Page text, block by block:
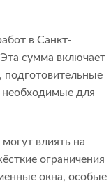
в Санкт-
сумма включает
подготовительные
необходимые для
влиять на
ограничения
окна, особые